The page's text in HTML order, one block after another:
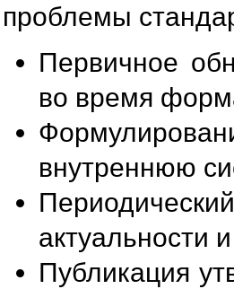
проблемы
Первичное
во время
внутреннюю
актуальности
Публикация